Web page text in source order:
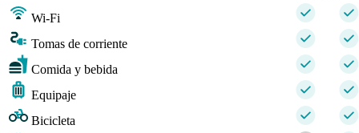
Wi-Fi
Tomas de corriente
Comida y bebida
Equipaje
Bicicleta